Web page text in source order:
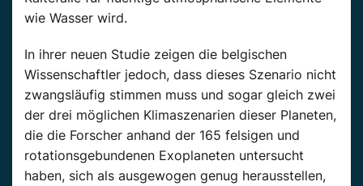
wie Wasser wird.
In ihrer neuen Studie zeigen die belgischen
Wissenschaftler jedoch, dass dieses Szenario nicht
zwangsläufig stimmen muss und sogar gleich zwei
der drei möglichen Klimaszenarien dieser Planeten,
die die Forscher anhand der 165 felsigen und
rotationsgebundenen Exoplaneten untersucht
haben, sich als ausgewogen genug herausstellen,